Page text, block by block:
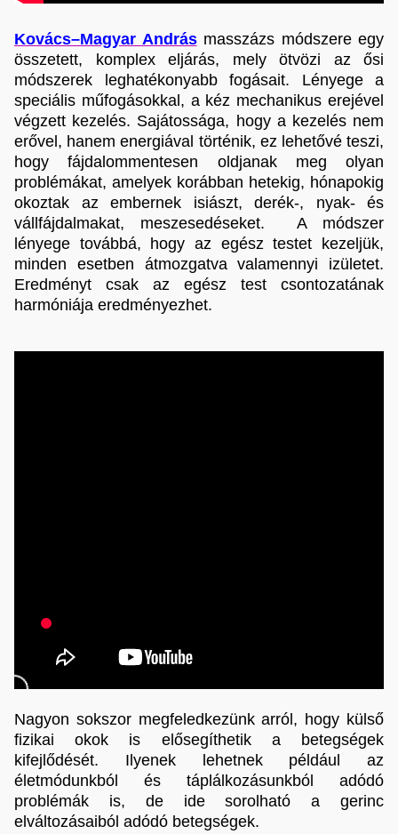
Kovács–Magyar Andrásmasszázs módszere egy
összetett, komplex eljárás, mely ötvözi az ősi
módszerek leghatékonyabb fogásait. Lényege a
speciális műfogásokkal, a kéz mechanikus erejével
végzett kezelés. Sajátossága, hogy a kezelés nem
erővel, hanem energiával történik, ez lehetővé teszi,
hogy fájdalommentesen oldjanak meg olyan
problémákat, amelyek korábban hetekig, hónapokig
okoztak az embernek isiászt, derék-, nyak- és
vállfájdalmakat, meszesedéseket. A módszer
lényege továbbá, hogy az egész testet kezeljük,
minden esetben átmozgatva valamennyi izületet.
Eredményt csak az egész test csontozatának
harmóniája eredményezhet.
Nagyon sokszor megfeledkezünk arról, hogy külső
fizikai okok is elősegíthetik a betegségek
kifejlődését. Ilyenek lehetnek például az
életmódunkból és táplálkozásunkból adódó
problémák is, de ide sorolható a gerinc
elváltozásaiból adódó betegségek.